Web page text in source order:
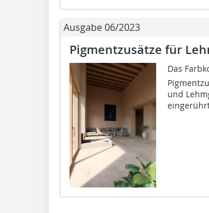
Ausgabe 06/2023
Pigmentzusätze für
Das
und